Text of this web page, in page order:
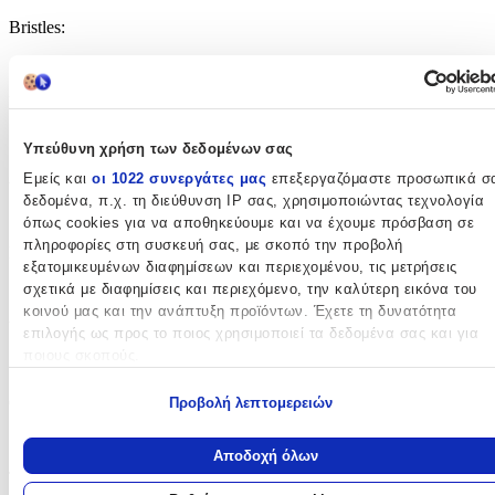
Υπεύθυνη χρήση των δεδομένων σας
Εμείς και οι 1022 συνεργάτες μας επεξεργαζόμαστε προσωπικά
δεδομένα, π.χ. τη διεύθυνση IP σας, χρησιμοποιώντας τεχνολογία
όπως cookies για να αποθηκεύουμε και να έχουμε πρόσβαση σε
πληροφορίες στη συσκευή σας, με σκοπό την προβολή
εξατομικευμένων διαφημίσεων και περιεχομένου, τις μετρήσεις
σχετικά με διαφημίσεις και περιεχόμενο, την καλύτερη εικόνα του
κοινού μας και την ανάπτυξη προϊόντων. Έχετε τη δυνατότητα
επιλογής ως προς το ποιος χρησιμοποιεί τα δεδομένα σας και για
Εάν μας επιτρέπετε, θα θέλαμε επίσης:
τοποθεσία, οι οποίες μπορεί να είναι ακριβείς σε απόσταση
Να αναγνωρίσουμε τη συσκευή σας σαρώνοντας ενεργά για
Προβολή λεπτομερειών
Αποδοχή όλων
Bristles:
Όχι
Αρίθμησης :
Όχι
Κύβοι:
Όχι
Υλικό :
Πλαστικά
Οχήματα-Πλοία
Τεμάχια: